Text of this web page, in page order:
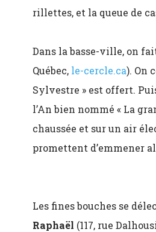
rillettes, et la queue de
Dans la basse-ville, on
Québec, le-cercle.ca). On
Sylvestre » est offert.
l’An bien nommé « La
chaussée et sur un air
promettent d’emmener
Les fines bouches se
Raphaël (117, rue